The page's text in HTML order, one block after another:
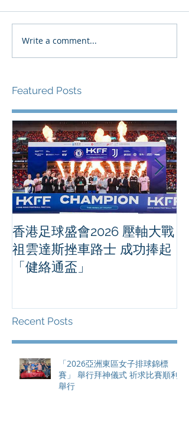
Write a comment...
Featured Posts
香港足球盛會2026 壓軸大戰
祖雲達斯挫車路士 成功捧起
「健絡通盃」
Recent Posts
「2026亞洲東區女子排球錦標
賽」 舉行拜神儀式 祈求比賽順利
舉行